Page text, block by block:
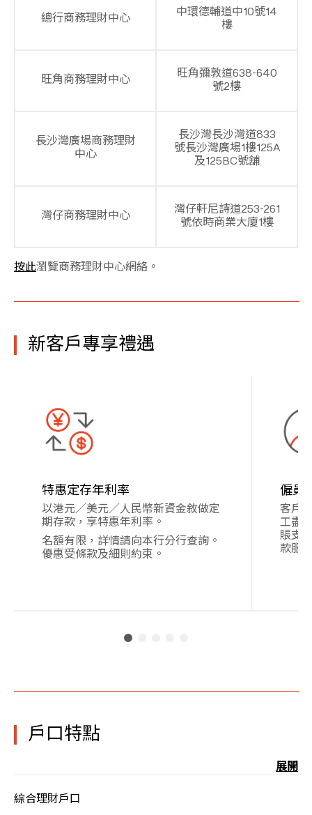
總行商務理財中心
中環德輔道中10號14
樓
旺角商務理財中心
旺角彌敦道638-640
號2樓
長沙灣廣場商務理財
中心
長沙灣長沙灣道833
號長沙灣廣場1樓125A
及125BC號舖
灣仔商務理財中心
灣仔軒尼詩道253-261
號依時商業大廈1樓
按此瀏覽商務理財中心網絡。
新客戶專享禮遇
特惠定存年利率
以港元／美元／人民幣新資金敘做定
期存款，享特惠年利率。
名額有限，詳情請向本行分行查詢。
優惠受條款及細則約束。
僱員
客戶
工盡
賬支
款服
戶口特點
展開
綜合理財戶口